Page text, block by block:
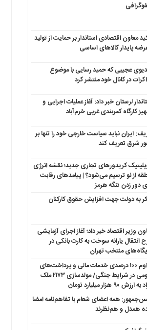
معاون اقتصادی استاندار بر حمایت از تولید
پایدار کالاهای اساسی
عجیبی که حمید رسایی با موضوع
در کانال خود منتشر کرد
لرستان خبر داد: آغاز عملیات اجرایی و
کارگاه کمربندی غربی خرم‌آباد
ایران نباید سیاست خارجی خود را تنها بر
شرق تعریف کند
کریدورهای تجاری جدید؛ نقشه انرژی
از نو ترسیم می‌شود؟ | پیامدهای رقابت
دور زدن تنگه هرمز
به دولت جهت افزایش حقوق کارکنان
وزیر اقتصاد خبر داد؛ آغاز اجرای آزمایشی
انتقال یارانه سوخت به کارت بانکی در
منتخب تهران
تداوم ۱۰۰ درصدی خدمات مالی و پرداخت‌های
عمومی در شرایط جنگی/ مولدسازی ۲۱۷۳ ملک
۹۰ هزار میلیارد تومان
همه اعضای شعام با تفاهم‌نامه امضا
همدل و هم‌نظرند